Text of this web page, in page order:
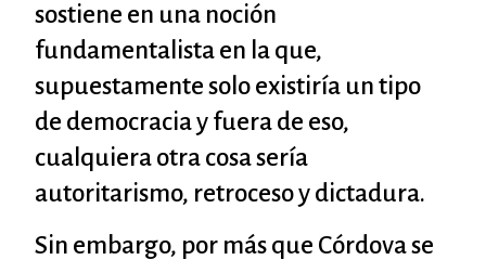
sostiene en una noción
fundamentalista en la que,
supuestamente solo existiría un tipo
de democracia y fuera de eso,
cualquiera otra cosa sería
autoritarismo, retroceso y dictadura.
Sin embargo, por más que Córdova se